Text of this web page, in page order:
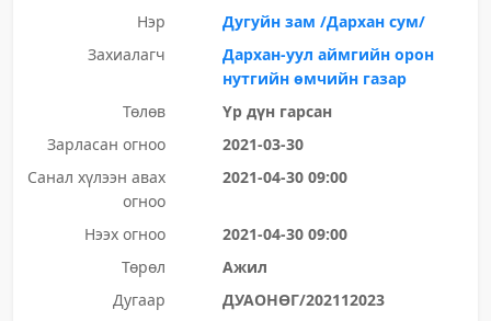
Нэр
Дугуйн зам /Дархан сум/
Захиалагч
Дархан-уул аймгийн орон
нутгийн өмчийн газар
Төлөв
Үр дүн гарсан
Зарласан огноо
2021-03-30
Санал хүлээн авах
огноо
2021-04-30 09:00
Нээх огноо
2021-04-30 09:00
Төрөл
Ажил
Дугаар
ДУАОНӨГ/202112023